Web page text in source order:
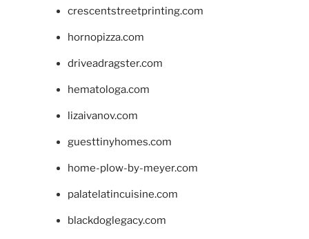
crescentstreetprinting.com
hornopizza.com
driveadragster.com
hematologa.com
lizaivanov.com
guesttinyhomes.com
home-plow-by-meyer.com
palatelatincuisine.com
blackdoglegacy.com